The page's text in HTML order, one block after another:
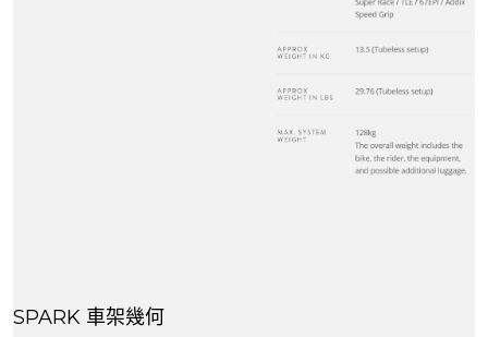
SPARK 車架幾何